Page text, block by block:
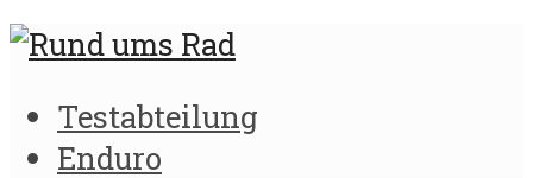
Testabteilung
Enduro